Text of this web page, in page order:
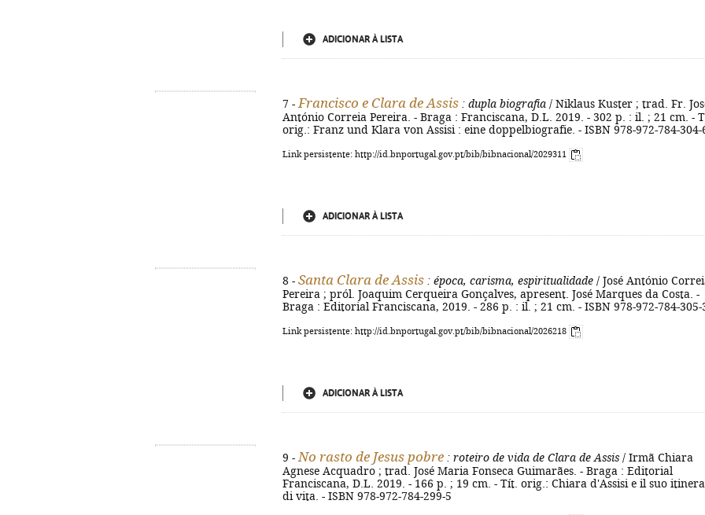
ADICIONAR À LISTA
7 - Francisco e Clara de Assis : dupla biografia / Niklaus Kuster ; trad. Fr.
António Correia Pereira. - Braga : Franciscana, D.L. 2019. - 302 p. : il. ; 21 cm. -
orig.: Franz und Klara von Assisi : eine doppelbiografie. - ISBN 978-972-784-304-
Link persistente: http://id.bnportugal.gov.pt/bib/bibnacional/2029311
ADICIONAR À LISTA
8 - Santa Clara de Assis : época, carisma, espiritualidade / José António
Pereira ; pról. Joaquim Cerqueira Gonçalves, apresent. José Marques da Costa. -
Braga : Editorial Franciscana, 2019. - 286 p. : il. ; 21 cm. - ISBN 978-972-784-305-
Link persistente: http://id.bnportugal.gov.pt/bib/bibnacional/2026218
ADICIONAR À LISTA
9 - No rasto de Jesus pobre : roteiro de vida de Clara de Assis / Irmã Chiara
Agnese Acquadro ; trad. José Maria Fonseca Guimarães. - Braga : Editorial
Franciscana, D.L. 2019. - 166 p. ; 19 cm. - Tít. orig.: Chiara d'Assisi e il suo
di vita. - ISBN 978-972-784-299-5